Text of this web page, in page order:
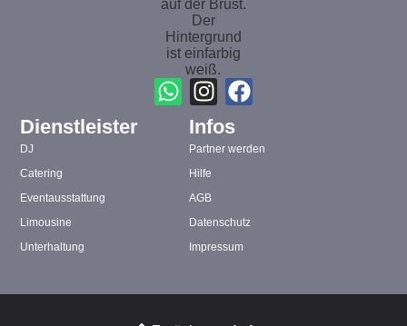
Dienstleister
DJ
Catering
Eventausstattung
Limousine
Unterhaltung
Infos
Partner werden
Hilfe
AGB
Datenschutz
Impressum